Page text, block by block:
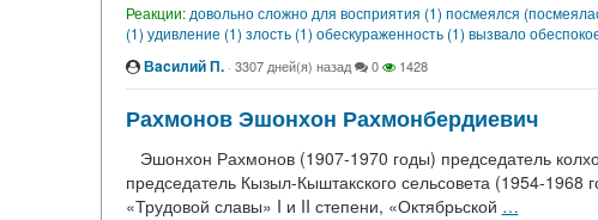
Реакции: довольно сложно для восприятия (1) посмеялся
(1) удивление (1) злость (1) обескураженность (1) вызвало
Вacилий П. · 3307 дней(я) назад 0 1428
Рахмонов Эшонхон Рахмонбердиевич
Эшонхон Рахмонов (1907-1970 годы) председатель
председатель Кызыл-Кыштакского сельсовета (1954-
«Трудовой славы» I и II степени, «Октябрьской …